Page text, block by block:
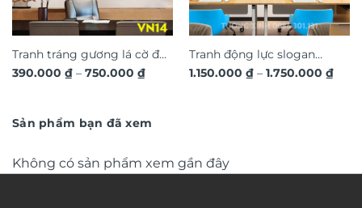
Tranh tráng gương lá cờ đỏ
sao vàng Việt Nam VN14
390.000 ₫ – 750.000 ₫Khoảng
750.000 ₫
Tranh động lực slogan
truyền cảm hứng trang trí
1.150.000 ₫ – 1.750.000 ₫
Sản phẩm bạn đã xem
Không có sản phẩm xem gần đây